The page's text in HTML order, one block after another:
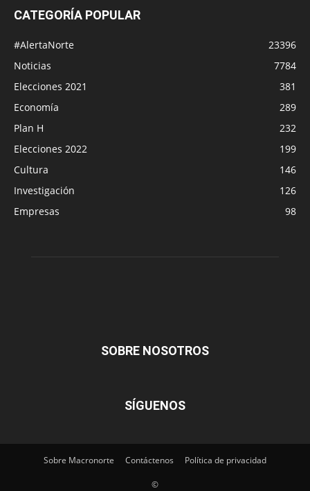
CATEGORÍA POPULAR
#AlertaNorte
23396
Noticias
7784
Elecciones 2021
381
Economía
289
Plan H
232
Elecciones 2022
199
Cultura
146
Investigación
126
Empresas
98
SOBRE NOSOTROS
SÍGUENOS
Sobre Macronorte Contáctenos Política de privacidad
©